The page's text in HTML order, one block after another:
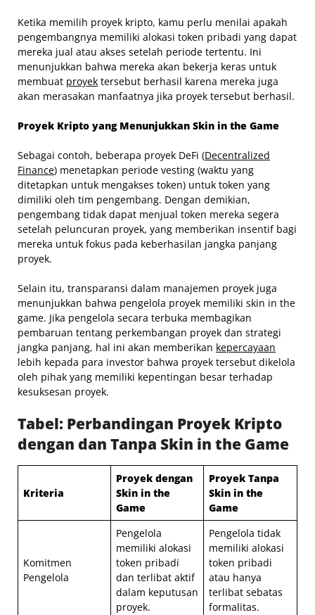
Ketika memilih proyek kripto, kamu perlu menilai apakah
pengembangnya memiliki alokasi token pribadi yang dapat
mereka jual atau akses setelah periode tertentu. Ini
menunjukkan bahwa mereka akan bekerja keras untuk
membuat proyek tersebut berhasil karena mereka juga
akan merasakan manfaatnya jika proyek tersebut berhasil.
Proyek Kripto yang Menunjukkan Skin in the Game
Sebagai contoh, beberapa proyek DeFi (Decentralized
Finance) menetapkan periode vesting (waktu yang
ditetapkan untuk mengakses token) untuk token yang
dimiliki oleh tim pengembang. Dengan demikian,
pengembang tidak dapat menjual token mereka segera
setelah peluncuran proyek, yang memberikan insentif bagi
mereka untuk fokus pada keberhasilan jangka panjang
proyek.
Selain itu, transparansi dalam manajemen proyek juga
menunjukkan bahwa pengelola proyek memiliki skin in the
game. Jika pengelola secara terbuka membagikan
pembaruan tentang perkembangan proyek dan strategi
jangka panjang, hal ini akan memberikan kepercayaan
lebih kepada para investor bahwa proyek tersebut dikelola
oleh pihak yang memiliki kepentingan besar terhadap
kesuksesan proyek.
Tabel: Perbandingan Proyek Kripto
dengan dan Tanpa Skin in the Game
Kriteria
Proyek dengan
Skin in the
Game
Proyek Tanpa
Skin in the
Game
Komitmen
Pengelola
Pengelola
memiliki alokasi
token pribadi
dan terlibat aktif
dalam keputusan
proyek.
Pengelola tidak
memiliki alokasi
token pribadi
atau hanya
terlibat sebatas
formalitas.